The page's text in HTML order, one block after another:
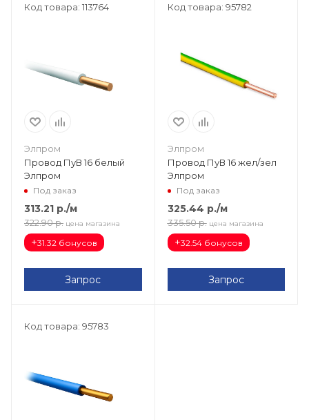
Код товара: 113764
Элпром
Провод ПуВ 16 белый
Элпром
Под заказ
313.21 р./м
322.90 р. цена магазина
+31.32 бонусов
Запрос
Код товара: 95782
Элпром
Провод ПуВ 16 жел/зел
Элпром
Под заказ
325.44 р./м
335.50 р. цена магазина
+32.54 бонусов
Запрос
Код товара: 95783